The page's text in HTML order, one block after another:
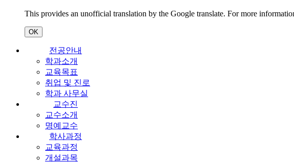
This provides an unofficial translation by the Google translate. For more
OK
전공안내
학과소개
교육목표
취업 및 진로
학과 사무실
교수진
교수소개
명예교수
학사과정
교육과정
개설과목